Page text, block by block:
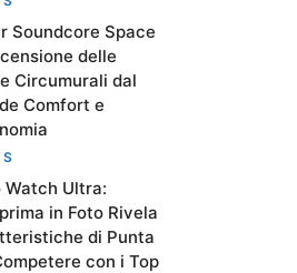
Soundcore Space
delle
Circumurali dal
Comfort e
Watch Ultra:
in Foto Rivela
di Punta
con i Top